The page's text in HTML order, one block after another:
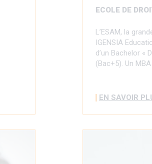
ECOLE DE
L’ESAM, la
IGENSIA
d’un Bachelor «
(Bac+5). Un MBA
EN SAVOIR